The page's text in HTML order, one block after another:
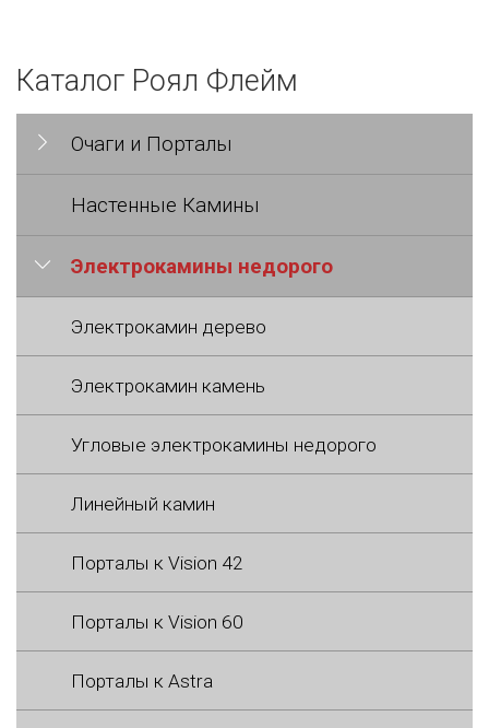
Каталог Роял Флейм
Очаги и Порталы
Настенные Камины
Электрокамины недорого
Электрокамин дерево
Электрокамин камень
Угловые электрокамины недорого
Линейный камин
Порталы к Vision 42
Порталы к Vision 60
Порталы к Astra